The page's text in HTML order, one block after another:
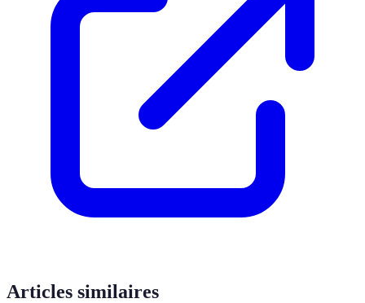
Articles similaires